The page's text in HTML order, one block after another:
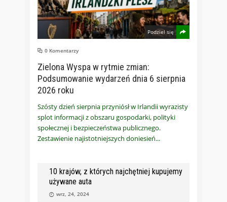
Podziel się
0 Komentarzy
Zielona Wyspa w rytmie zmian:
Podsumowanie wydarzeń dnia 6 sierpnia
2026 roku
Szósty dzień sierpnia przyniósł w Irlandii wyrazisty
splot informacji z obszaru gospodarki, polityki
społecznej i bezpieczeństwa publicznego.
Zestawienie najistotniejszych doniesień
10 krajów, z których najchętniej kupujemy
używane auta
wrz, 24, 2024